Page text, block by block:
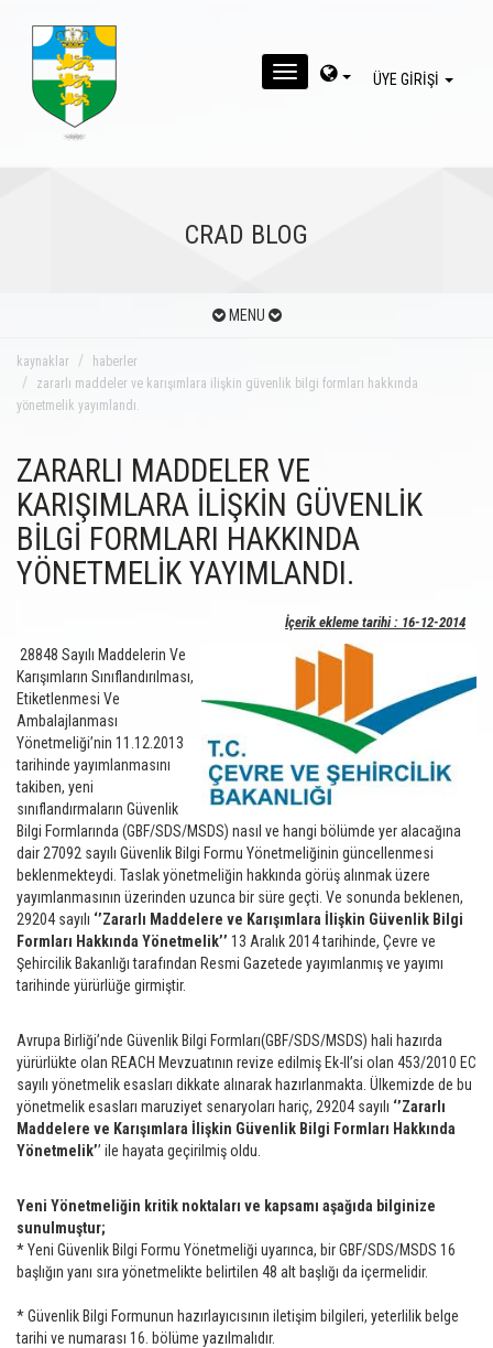
MENU ÜYE GİRİŞİ
CRAD BLOG
MENU
kaynaklar
haberler
zararlı maddeler ve karışımlara ilişkin güvenlik bilgi formları hakkında
yönetmelik yayımlandı.
ZARARLI MADDELER VE
KARIŞIMLARA İLİŞKİN GÜVENLİK
BİLGİ FORMLARI HAKKINDA
YÖNETMELİK YAYIMLANDI.
İçerik ekleme tarihi : 16-12-2014
28848 Sayılı Maddelerin Ve
Karışımların Sınıflandırılması,
Etiketlenmesi Ve
Ambalajlanması
Yönetmeliği’nin 11.12.2013
tarihinde yayımlanmasını
takiben, yeni
sınıflandırmaların Güvenlik
Bilgi Formlarında (GBF/SDS/MSDS) nasıl ve hangi bölümde yer alacağına
dair 27092 sayılı Güvenlik Bilgi Formu Yönetmeliğinin güncellenmesi
beklenmekteydi. Taslak yönetmeliğin hakkında görüş alınmak üzere
yayımlanmasının üzerinden uzunca bir süre geçti. Ve sonunda beklenen,
29204 sayılı ‘’Zararlı Maddelere ve Karışımlara İlişkin Güvenlik Bilgi
Formları Hakkında Yönetmelik’’ 13 Aralık 2014 tarihinde, Çevre ve
Şehircilik Bakanlığı tarafından Resmi Gazetede yayımlanmış ve yayımı
tarihinde yürürlüğe girmiştir.
Avrupa Birliği’nde Güvenlik Bilgi Formları(GBF/SDS/MSDS) hali hazırda
yürürlükte olan REACH Mevzuatının revize edilmiş Ek-II’si olan 453/2010 EC
sayılı yönetmelik esasları dikkate alınarak hazırlanmakta. Ülkemizde de bu
yönetmelik esasları maruziyet senaryoları hariç, 29204 sayılı ‘’Zararlı
Maddelere ve Karışımlara İlişkin Güvenlik Bilgi Formları Hakkında
Yönetmelik’’ ile hayata geçirilmiş oldu.
Yeni Yönetmeliğin kritik noktaları ve kapsamı aşağıda bilginize
sunulmuştur;
* Yeni Güvenlik Bilgi Formu Yönetmeliği uyarınca, bir GBF/SDS/MSDS 16
başlığın yanı sıra yönetmelikte belirtilen 48 alt başlığı da içermelidir.
* Güvenlik Bilgi Formunun hazırlayıcısının iletişim bilgileri, yeterlilik belge
tarihi ve numarası 16. bölüme yazılmalıdır.